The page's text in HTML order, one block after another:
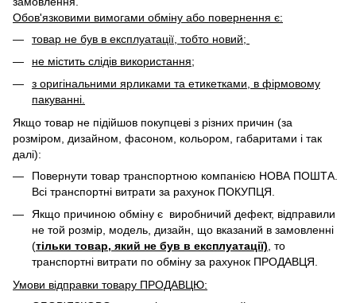
Обов'язковими вимогами обміну або повернення є:
товар не був в експлуатації, тобто новий;
не містить слідів використання;
з оригінальними ярликами та етикетками, в фірмовому
пакуванні.
Якщо товар не підійшов покупцеві з різних причин (за
розміром, дизайном, фасоном, кольором, габаритами і так
далі):
Повернути товар транспортною компанією НОВА ПОШТА.
Всі транспортні витрати за рахунок ПОКУПЦЯ.
Якщо причиною обміну є виробничий дефект, відправили
не той розмір, модель, дизайн, що вказаний в замовленні
(тільки товар, який не був в експлуатації) , то
транспортні витрати по обміну за рахунок ПРОДАВЦЯ. ​
Умови відправки товару ПРОДАВЦЮ: